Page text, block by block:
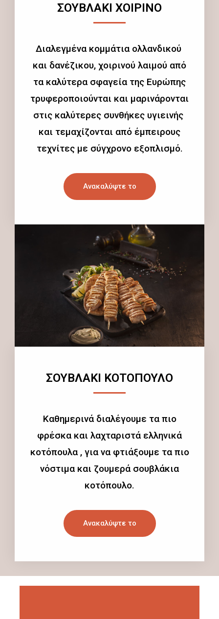
ΣΟΥΒΛΑΚΙ ΧΟΙΡΙΝΟ
Διαλεγμένα κομμάτια ολλανδικού
και δανέζικου, χοιρινού λαιμού από
τα καλύτερα σφαγεία της Ευρώπης
τρυφεροποιούνται και μαρινάρονται
στις καλύτερες συνθήκες υγιεινής
και τεμαχίζονται από έμπειρους
τεχνίτες με σύγχρονο εξοπλισμό.
Ανακαλύψτε το
ΣΟΥΒΛΑΚΙ ΚΟΤΟΠΟΥΛΟ
Καθημερινά διαλέγουμε τα πιο
φρέσκα και λαχταριστά ελληνικά
κοτόπουλα , για να φτιάξουμε τα πιο
νόστιμα και ζουμερά σουβλάκια
κοτόπουλο.
Ανακαλύψτε το